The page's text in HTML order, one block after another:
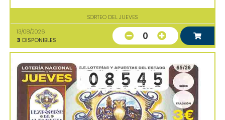
SORTEO DEL JUEVES
13/08/2026
3 DISPONIBLES 0